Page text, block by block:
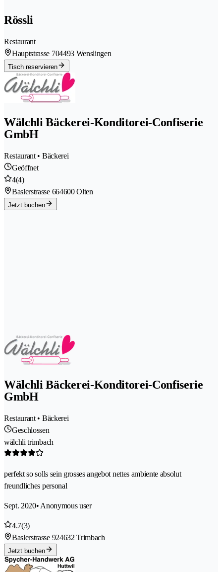
Rössli
Restaurant
Hauptstrasse 704493 Wenslingen
Tisch reservieren
Wälchli Bäckerei-Konditorei-Confiserie
GmbH
Restaurant • Bäckerei
Geöffnet
4(4)
Baslerstrasse 664600 Olten
Jetzt buchen
Wälchli Bäckerei-Konditorei-Confiserie
GmbH
Restaurant • Bäckerei
Geschlossen
wälchli trimbach
perfekt so solls sein grosses angebot nettes ambiente absolut
freundliches personal
Sept. 2020• Anonymous user
4.7(3)
Baslerstrasse 924632 Trimbach
Jetzt buchen